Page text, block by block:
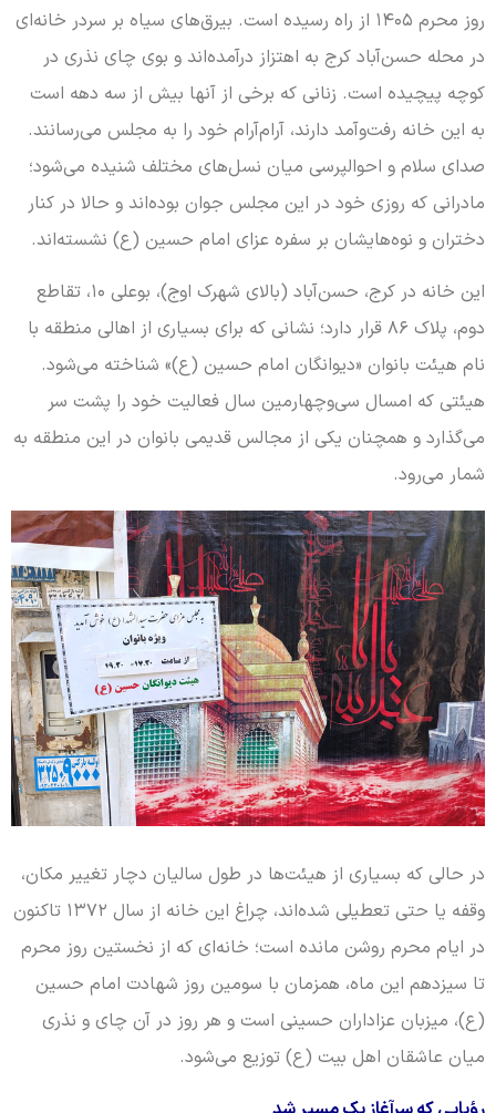
روز محرم ۱۴۰۵ از راه رسیده است. بیرق‌های سیاه بر سردر خانه‌ای
در محله حسن‌آباد کرج به اهتزاز درآمده‌اند و بوی چای نذری در
کوچه پیچیده است. زنانی که برخی از آنها بیش از سه دهه است
به این خانه رفت‌وآمد دارند، آرام‌آرام خود را به مجلس می‌رسانند.
صدای سلام و احوالپرسی میان نسل‌های مختلف شنیده می‌شود؛
مادرانی که روزی خود در این مجلس جوان بوده‌اند و حالا در کنار
دختران و نوه‌هایشان بر سفره عزای امام حسین (ع) نشسته‌اند.
این خانه در کرج، حسن‌آباد (بالای شهرک اوج)، بوعلی ۱۰، تقاطع
دوم، پلاک ۸۶ قرار دارد؛ نشانی که برای بسیاری از اهالی منطقه با
نام هیئت بانوان «دیوانگان امام حسین (ع)» شناخته می‌شود.
هیئتی که امسال سی‌وچهارمین سال فعالیت خود را پشت سر
می‌گذارد و همچنان یکی از مجالس قدیمی بانوان در این منطقه به
شمار می‌رود.
در حالی که بسیاری از هیئت‌ها در طول سالیان دچار تغییر مکان،
وقفه یا حتی تعطیلی شده‌اند، چراغ این خانه از سال ۱۳۷۲ تاکنون
در ایام محرم روشن مانده است؛ خانه‌ای که از نخستین روز محرم
تا سیزدهم این ماه، همزمان با سومین روز شهادت امام حسین
(ع)، میزبان عزاداران حسینی است و هر روز در آن چای و نذری
میان عاشقان اهل بیت (ع) توزیع می‌شود.